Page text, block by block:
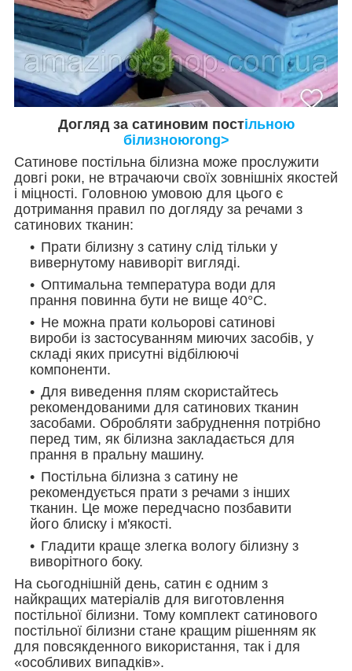
Догляд за сатиновим постільною
білизноюrong>
Сатинове постільна білизна може прослужити
довгі роки, не втрачаючи своїх зовнішніх якостей
і міцності. Головною умовою для цього є
дотримання правил по догляду за речами з
сатинових тканин:
Прати білизну з сатину слід тільки у
вивернутому навиворіт вигляді.
Оптимальна температура води для
прання повинна бути не вище 40°С.
Не можна прати кольорові сатинові
вироби із застосуванням миючих засобів, у
складі яких присутні відбілюючі
компоненти.
Для виведення плям скористайтесь
рекомендованими для сатинових тканин
засобами. Обробляти забруднення потрібно
перед тим, як білизна закладається для
прання в пральну машину.
Постільна білизна з сатину не
рекомендується прати з речами з інших
тканин. Це може передчасно позбавити
його блиску і м'якості.
Гладити краще злегка вологу білизну з
виворітного боку.
На сьогоднішній день, сатин є одним з
найкращих матеріалів для виготовлення
постільної білизни. Тому комплект сатинового
постільної білизни стане кращим рішенням як
для повсякденного використання, так і для
«особливих випадків».